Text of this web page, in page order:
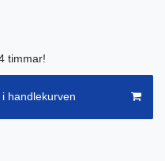
timmar!
handlekurven